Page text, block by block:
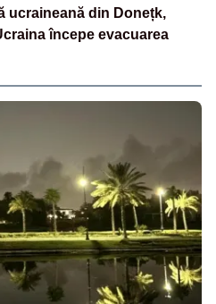
ucraineană din Donețk,
începe evacuarea